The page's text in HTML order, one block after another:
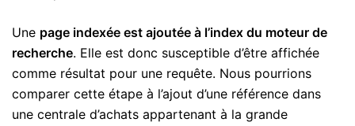
Une page indexée est ajoutée à l’index du moteur de
recherche. Elle est donc susceptible d’être affichée
comme résultat pour une requête. Nous pourrions
comparer cette étape à l’ajout d’une référence dans
une centrale d’achats appartenant à la grande